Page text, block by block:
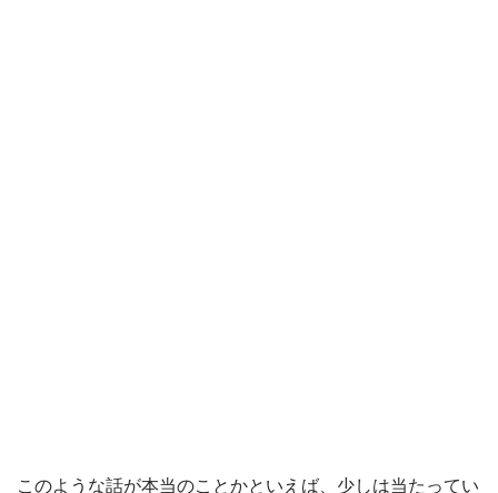
このような話が本当のことかといえば、少しは当たってい